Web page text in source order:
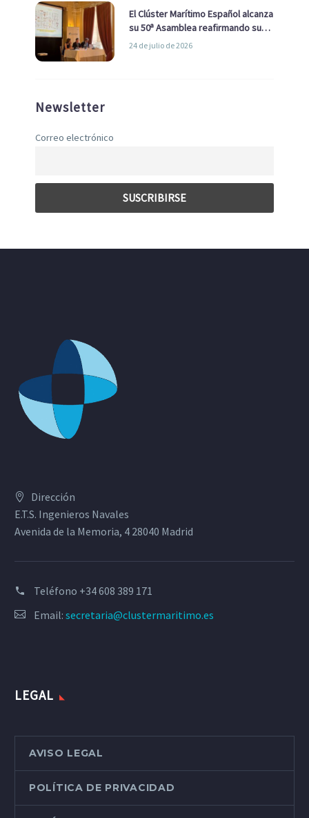
El Clúster Marítimo Español alcanza
su 50ª Asamblea reafirmando su
liderazgo en la Economía Azul
24 de julio de 2026
Newsletter
Correo electrónico
Dirección
E.T.S. Ingenieros Navales
Avenida de la Memoria, 4 28040 Madrid
Teléfono +34 608 389 171
Email: secretaria@clustermaritimo.es
LEGAL
AVISO LEGAL
POLÍTICA DE PRIVACIDAD